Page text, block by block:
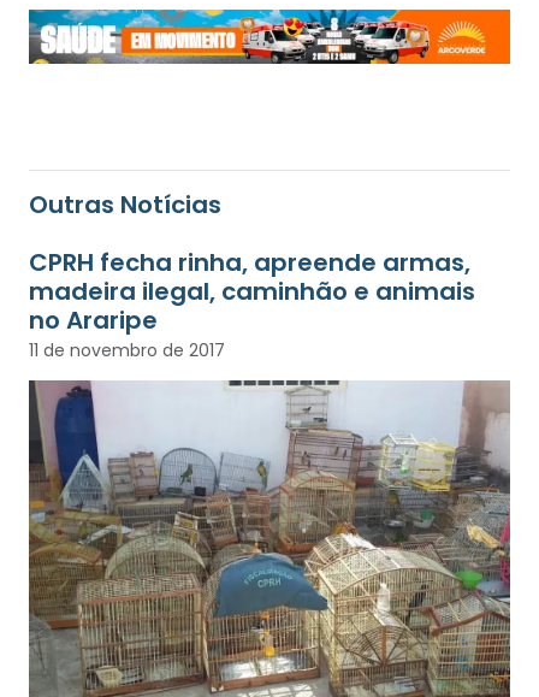
Outras Notícias
CPRH fecha rinha, apreende armas,
madeira ilegal, caminhão e animais
no Araripe
11 de novembro de 2017